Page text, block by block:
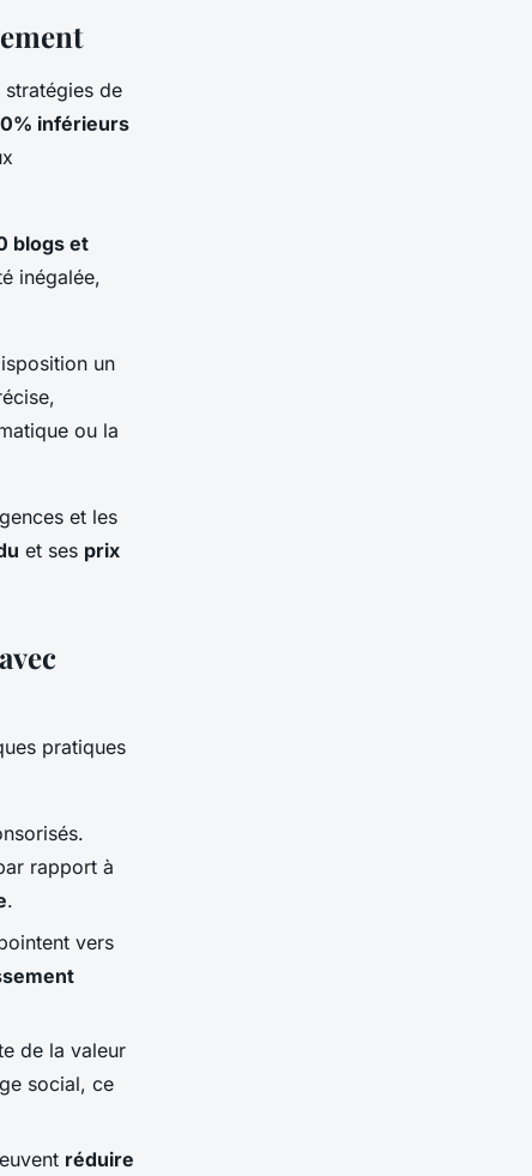
de
inférieurs
blogs et
inégalée,
un
ou la
et les
et ses prix
pratiques
rapport à
.
vers
de la valeur
social, ce
réduire